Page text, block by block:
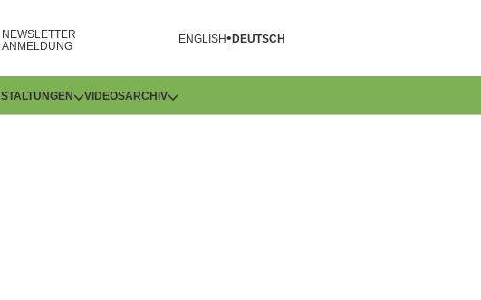
NEWSLETTER
ANMELDUNG
ENGLISH DEUTSCH
VIDEOSARCHIV